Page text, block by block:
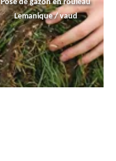
Pose de gazon en rouleau
Lemanique / vaud